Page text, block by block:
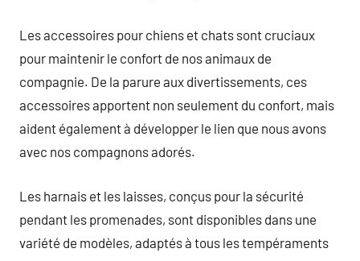
Les accessoires pour chiens et chats sont cruciaux
pour maintenir le confort de nos animaux de
compagnie. De la parure aux divertissements, ces
accessoires apportent non seulement du confort, mais
aident également à développer le lien que nous avons
avec nos compagnons adorés.
Les harnais et les laisses, conçus pour la sécurité
pendant les promenades, sont disponibles dans une
variété de modèles, adaptés à tous les tempéraments